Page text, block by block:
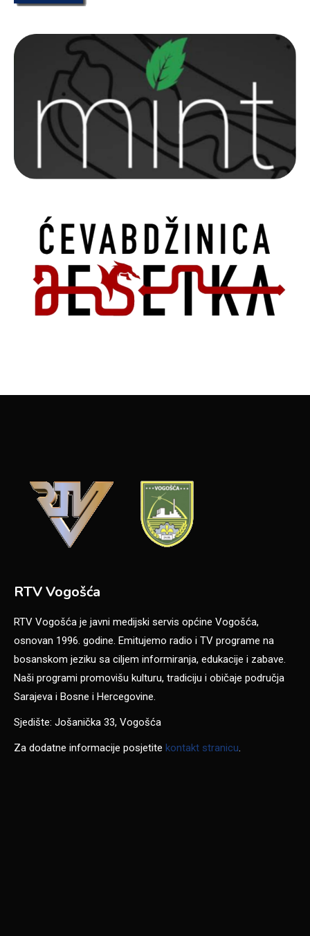
RTV Vogošća
RTV Vogošća je javni medijski servis općine Vogošća,
osnovan 1996. godine. Emitujemo radio i TV programe na
bosanskom jeziku sa ciljem informiranja, edukacije i zabave.
Naši programi promovišu kulturu, tradiciju i običaje područja
Sarajeva i Bosne i Hercegovine.
Sjedište: Jošanička 33, Vogošća
Za dodatne informacije posjetite kontakt stranicu.